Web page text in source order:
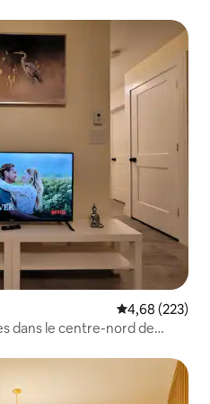
Évaluation
4,68 (223)
dans le centre-nord de